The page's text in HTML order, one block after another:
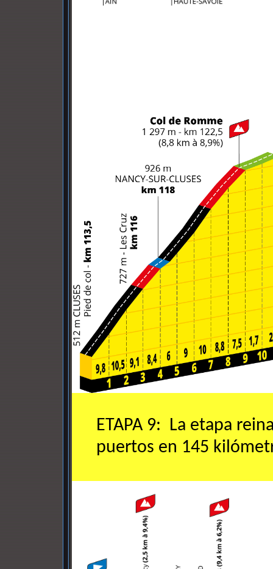
ETAPA 9: La etapa
puertos en 145